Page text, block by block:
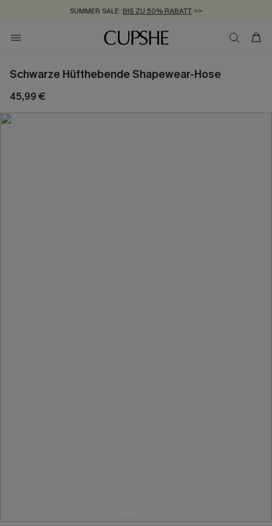
SUMMER SALE: BIS ZU 50% RABATT >>
ZUM NEWSLETTER:BIS ZU -20% EXTRA ERHALTEN
KOSTENLOSER VERSAND AB 89 €
Schwarze Hüfthebende Shapewear-Hose
45,99 €